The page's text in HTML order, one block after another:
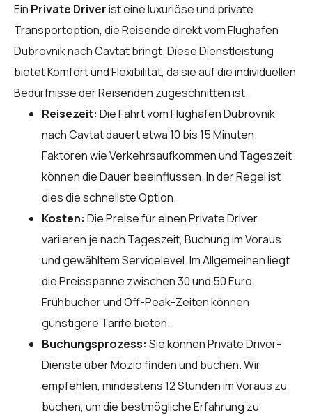
Ein Private Driverist eine luxuriöse und private
Transportoption, die Reisende direkt vom Flughafen
Dubrovnik nach Cavtat bringt. Diese Dienstleistung
bietet Komfort und Flexibilität, da sie auf die individuellen
Bedürfnisse der Reisenden zugeschnitten ist.
Reisezeit: Die Fahrt vom Flughafen Dubrovnik
nach Cavtat dauert etwa 10 bis 15 Minuten.
Faktoren wie Verkehrsaufkommen und Tageszeit
können die Dauer beeinflussen. In der Regel ist
dies die schnellste Option.
Kosten: Die Preise für einen Private Driver
variieren je nach Tageszeit, Buchung im Voraus
und gewähltem Servicelevel. Im Allgemeinen liegt
die Preisspanne zwischen 30 und 50 Euro.
Frühbucher und Off-Peak-Zeiten können
günstigere Tarife bieten.
Buchungsprozess: Sie können Private Driver-
Dienste überMoziofinden und buchen. Wir
empfehlen, mindestens 12 Stunden im Voraus zu
buchen, um die bestmögliche Erfahrung zu